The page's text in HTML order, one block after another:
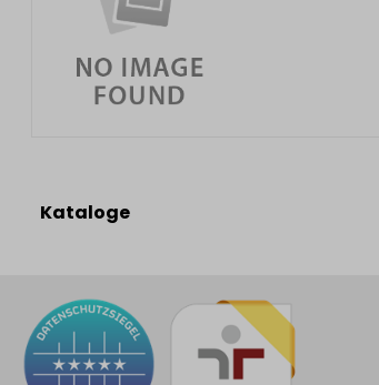
Kataloge